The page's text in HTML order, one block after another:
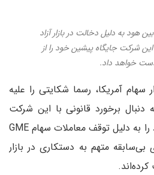
هود به دلیل دخالت در بازار آزاد
شرکت جایگاه پیشین خود را از
خواهد داد.
سهام آمریکا، رسما شکایتی را علیه
دنبال برخورد قانونی با این شرکت
هستند. این افراد رابین هود را به دلیل توقف معاملات سهام GME
متهم به دستکاری در بازار